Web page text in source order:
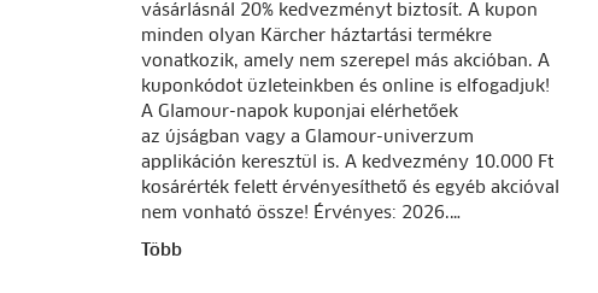
vásárlásnál 20% kedvezményt biztosít. A kupon
minden olyan Kärcher háztartási termékre
vonatkozik, amely nem szerepel más akcióban. A
kuponkódot üzleteinkben és online is elfogadjuk!
A Glamour-napok kuponjai elérhetőek
az újságban vagy a Glamour-univerzum
applikáción keresztül is. A kedvezmény 10.000 Ft
kosárérték felett érvényesíthető és egyéb akcióval
nem vonható össze! Érvényes: 2026.…
Több